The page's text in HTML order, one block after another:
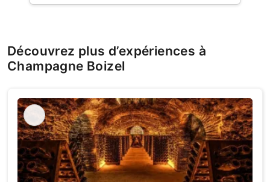
Découvrez plus d’expériences à
Champagne Boizel